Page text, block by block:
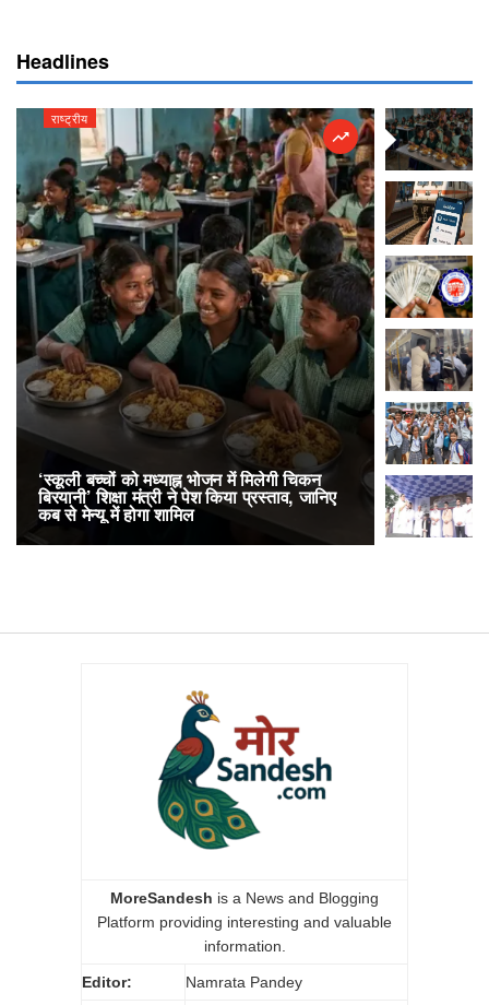
Headlines
राष्ट्रीय
‘स्कूली बच्चों को मध्याह्न भोजन में मिलेगी चिकन
बिरयानी’ शिक्षा मंत्री ने पेश किया प्रस्ताव, जानिए
कब से मेन्यू में होगा शामिल
राष्ट्रीय
RailOne
लोकप्रिय,
अनारक्षित
MoreSandesh is a News and Blogging
Platform providing interesting and valuable
information.
Editor: Namrata Pandey